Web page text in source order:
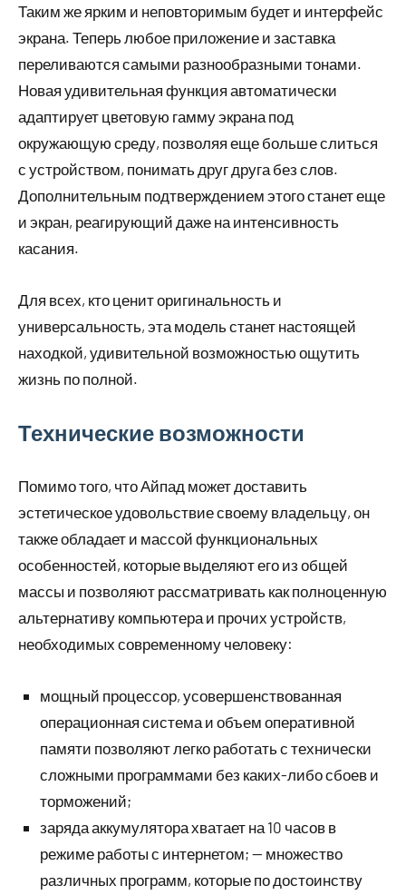
Таким же ярким и неповторимым будет и интерфейс
экрана. Теперь любое приложение и заставка
переливаются самыми разнообразными тонами.
Новая удивительная функция автоматически
адаптирует цветовую гамму экрана под
окружающую среду, позволяя еще больше слиться
с устройством, понимать друг друга без слов.
Дополнительным подтверждением этого станет еще
и экран, реагирующий даже на интенсивность
касания.
Для всех, кто ценит оригинальность и
универсальность, эта модель станет настоящей
находкой, удивительной возможностью ощутить
жизнь по полной.
Технические возможности
Помимо того, что Айпад может доставить
эстетическое удовольствие своему владельцу, он
также обладает и массой функциональных
особенностей, которые выделяют его из общей
массы и позволяют рассматривать как полноценную
альтернативу компьютера и прочих устройств,
необходимых современному человеку:
мощный процессор, усовершенствованная
операционная система и объем оперативной
памяти позволяют легко работать с технически
сложными программами без каких-либо сбоев и
торможений;
заряда аккумулятора хватает на 10 часов в
режиме работы с интернетом; — множество
различных программ, которые по достоинству